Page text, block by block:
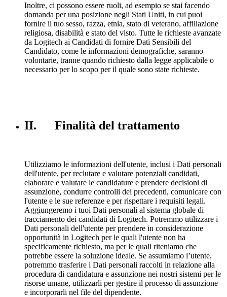
Inoltre, ci possono essere ruoli, ad esempio se stai facendo
domanda per una posizione negli Stati Uniti, in cui puoi
fornire il tuo sesso, razza, etnia, stato di veterano, affiliazione
religiosa, disabilità e stato del visto. Tutte le richieste avanzate
da Logitech ai Candidati di fornire Dati Sensibili del
Candidato, come le informazioni demografiche, saranno
volontarie, tranne quando richiesto dalla legge applicabile o
necessario per lo scopo per il quale sono state richieste.
II. Finalità del trattamento
Utilizziamo le informazioni dell'utente, inclusi i Dati personali
dell'utente, per reclutare e valutare potenziali candidati,
elaborare e valutare le candidature e prendere decisioni di
assunzione, condurre controlli dei precedenti, comunicare con
l'utente e le sue referenze e per rispettare i requisiti legali.
Aggiungeremo i tuoi Dati personali al sistema globale di
tracciamento dei candidati di Logitech. Potremmo utilizzare i
Dati personali dell'utente per prendere in considerazione
opportunità in Logitech per le quali l'utente non ha
specificamente richiesto, ma per le quali riteniamo che
potrebbe essere la soluzione ideale. Se assumiamo l’utente,
potremmo trasferire i Dati personali raccolti in relazione alla
procedura di candidatura e assunzione nei nostri sistemi per le
risorse umane, utilizzarli per gestire il processo di assunzione
e incorporarli nel file del dipendente.